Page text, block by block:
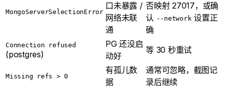
MongoServerSelectionError
口未暴露 /
网络未联
通
否映射 27017，或确
认 --network设置正
确
Connection refused
(postgres)
PG 还没启
动好
等 30 秒重试
Missing refs > 0
有孤儿数
据
通常可忽略，截图记
录后继续